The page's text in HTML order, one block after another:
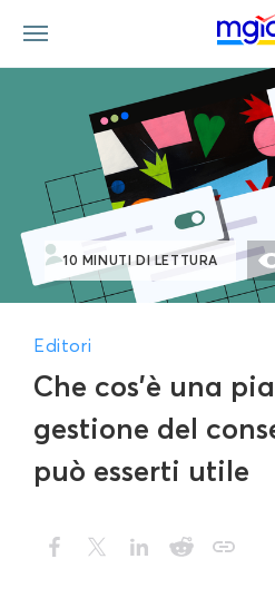
Che cos'è una
gestione del
può esserti utile
Editori
10 MINUTI DI LETTURA